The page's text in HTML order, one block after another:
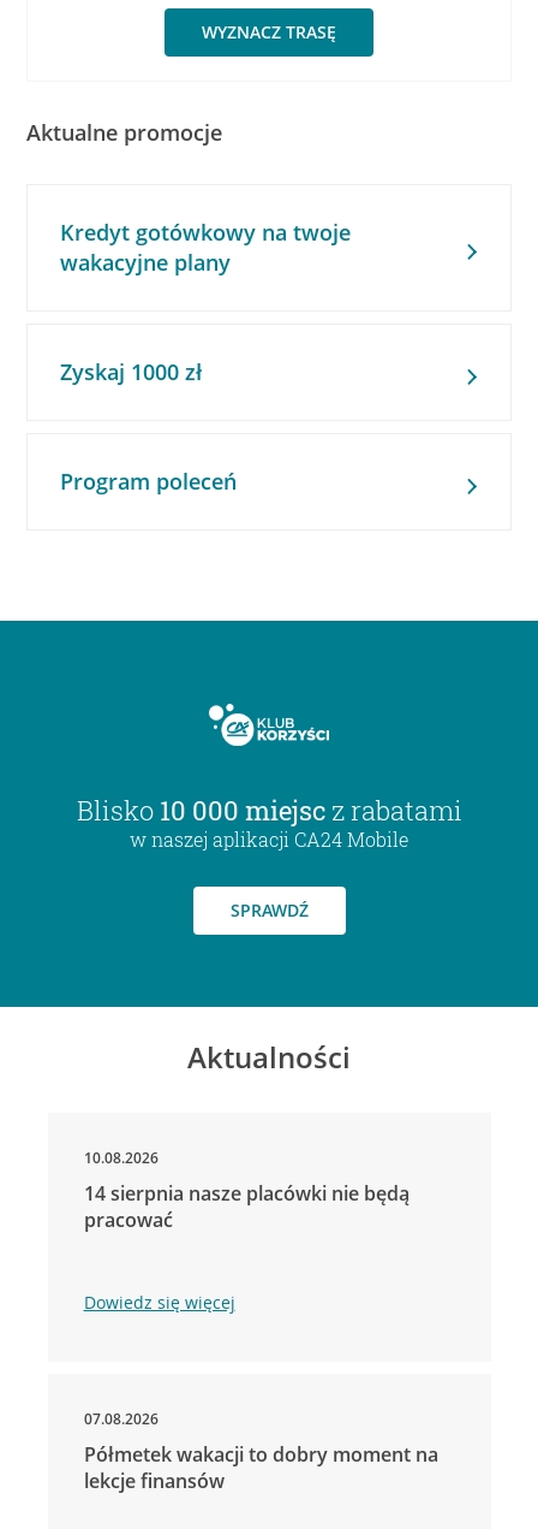
WYZNACZ TRASĘ
Aktualne promocje
Kredyt gotówkowy na twoje
wakacyjne plany
Zyskaj 1000 zł
Program poleceń
Blisko 10 000 miejsc z rabatami
w naszej aplikacji CA24 Mobile
SPRAWDŹ
Aktualności
10.08.2026
14 sierpnia nasze placówki nie będą
pracować
Dowiedz się więcej
07.08.2026
Półmetek wakacji to dobry moment na
lekcje finansów